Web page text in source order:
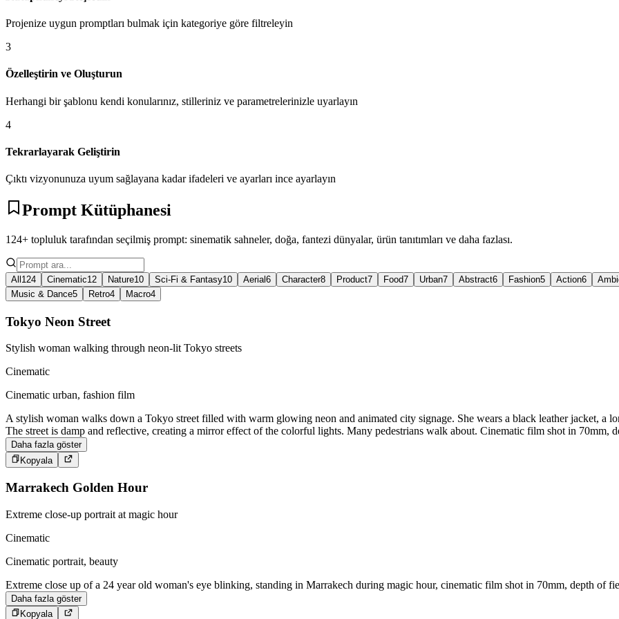
Projenize uygun promptları bulmak için kategoriye göre filtreleyin
3
Özelleştirin ve Oluşturun
Herhangi bir şablonu kendi konularınız, stilleriniz ve parametrelerinizle uyarlayın
4
Tekrarlayarak Geliştirin
Çıktı vizyonunuza uyum sağlayana kadar ifadeleri ve ayarları ince ayarlayın
Prompt Kütüphanesi
124+ topluluk tarafından seçilmiş prompt: sinematik sahneler, doğa, fantezi dünyalar, ürün tanıtımları ve daha fazlası.
All 124 Cinematic12 Nature10 Sci-Fi & Fantasy10 Aerial 6 Character8 Product7 Food7 Urban7 Abstract6 Fashion5 Action6
Music & Dance5 Retro4 Macro4
Tokyo Neon Street
Stylish woman walking through neon-lit Tokyo streets
Cinematic
Cinematic urban, fashion film
A stylish woman walks down a Tokyo street filled with warm glowing neon and animated city signage. She wears a black leather jacket, a
The street is damp and reflective, creating a mirror effect of the colorful lights. Many pedestrians walk about. Cinematic film shot in 70mm,
Daha fazla göster
Kopyala
Marrakech Golden Hour
Extreme close-up portrait at magic hour
Cinematic
Cinematic portrait, beauty
Extreme close up of a 24 year old woman's eye blinking, standing in Marrakech during magic hour, cinematic film shot in 70mm, depth of
Daha fazla göster
Kopyala